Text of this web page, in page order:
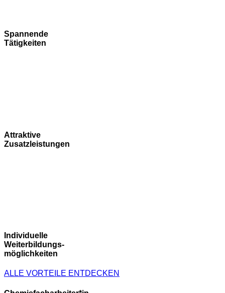
Spannende
Tätigkeiten
Attraktive
Zusatzleistungen
Individuelle
Weiterbildungs-
möglichkeiten
ALLE VORTEILE ENTDECKEN